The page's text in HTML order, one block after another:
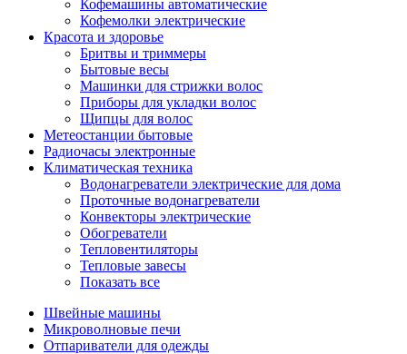
Кофемашины автоматические
Кофемолки электрические
Красота и здоровье
Бритвы и триммеры
Бытовые весы
Машинки для стрижки волос
Приборы для укладки волос
Щипцы для волос
Метеостанции бытовые
Радиочасы электронные
Климатическая техника
Водонагреватели электрические для дома
Проточные водонагреватели
Конвекторы электрические
Обогреватели
Тепловентиляторы
Тепловые завесы
Показать все
Швейные машины
Микроволновые печи
Отпариватели для одежды